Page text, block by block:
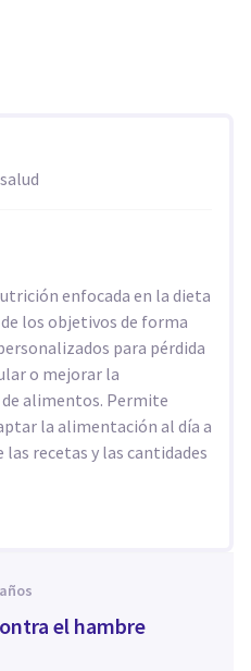
enfocada en la dieta
los objetivos de forma
para pérdida
o mejorar la
alimentos. Permite
la alimentación al día a
recetas y las cantidades
años
el hambre